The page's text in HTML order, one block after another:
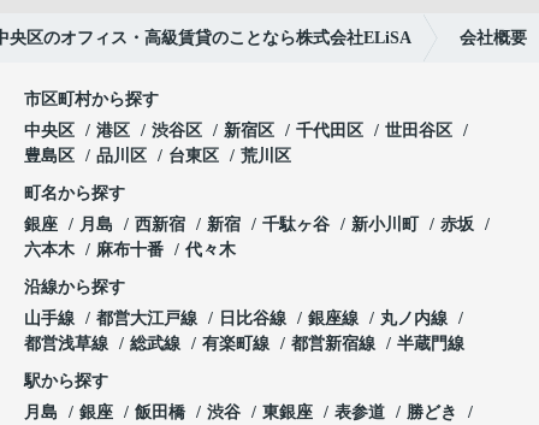
央区のオフィス・高級賃貸のことなら株式会社ELiSA 会社概要
市区町村から探す
中央区
港区 渋谷区 新宿区 千代田区
世田谷区
豊島区
品川区 台東区 荒川区
町名から探す
銀座
月島 西新宿 新宿 千駄ヶ谷 新小川町
赤坂
六本木
麻布十番 代々木
沿線から探す
山手線
都営大江戸線 日比谷線 銀座線
丸ノ内線
都営浅草線
総武線 有楽町線 都営新宿線 半蔵門線
駅から探す
月島
銀座 飯田橋 渋谷 東銀座 表参道
勝どき